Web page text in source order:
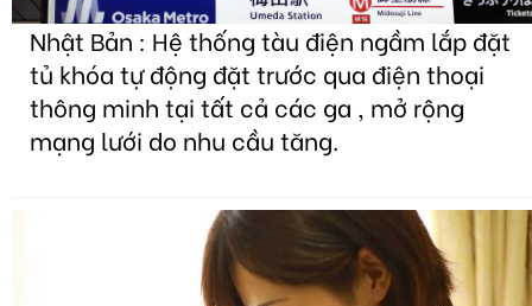
Nhật Bản : Hệ thống tàu điện ngầm lắp đặt
tủ khóa tự động đặt trước qua điện thoại
thông minh tại tất cả các ga , mở rộng
mạng lưới do nhu cầu tăng.